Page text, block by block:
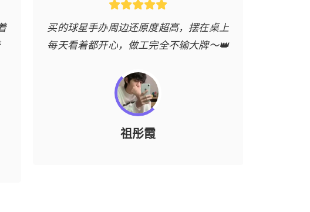
买的球星手办周边还原度超高，摆在桌上
每天看着都开心，做工完全不输大牌～👑
祖彤霞